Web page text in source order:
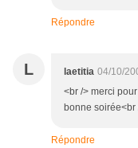
Répondre
L laetitia 04/10/
<br /> merci
bonne soirée<br
Répondre